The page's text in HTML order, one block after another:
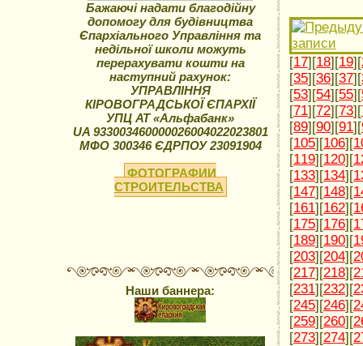
Бажаючі надати благодійну
допомогу для будівництва
Єпархіального Управління та
недільної школи можуть
перерахувати кошти на
наступний рахунок:
УПРАВЛІННЯ
КІРОВОГРАДСЬКОЇ ЄПАРХІЇ
УПЦ АТ «Альфабанк»
UA 933003460000026004022023801
МФО 300346 ЄДРПОУ 23091904
ФОТОГРАФИИ
СТРОИТЕЛЬСТВА
Наши баннера:
[17][18][19][
[35][36][37][
[53][54][55][
[71][72][73][
[89][90][91][
[105][106][
[119][120][
[133][134][
[147][148][
[161][162][
[175][176][
[189][190][
[203][204][
[217][218][
[231][232][
[245][246][
[259][260][
[273][274][